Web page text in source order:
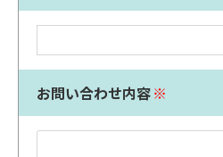
お問い合わせ内容※